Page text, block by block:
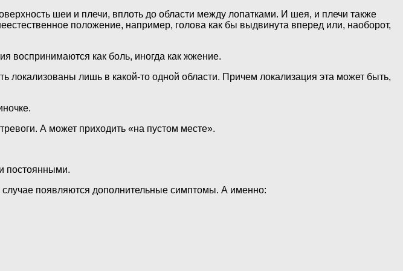
шеи и плечи, вплоть до области между лопатками. И шея, и плечи также
положение, например, голова как бы выдвинута вперед или, наоборот,
воспринимаются как боль, иногда как жжение.
локализованы лишь в какой-то одной области. Причем локализация эта может быть,
А может приходить «на пустом месте».
постоянными.
появляются дополнительные симптомы. А именно: